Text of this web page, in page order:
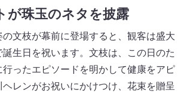
が珠玉のネタを披露
の文枝が幕前に登場すると、観客は盛大
生日を祝います。文枝は、この日のた
ったエピソードを明かして健康をアピ
レンがお祝いにかけつけ、花束を贈呈